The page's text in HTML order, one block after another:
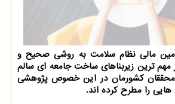
مالی نظام سلامت به روشی صحیح و
مهم ترین زیربناهای ساخت جامعه ای سالم
کشورمان در این خصوص پژوهشی
را مطرح کرده اند.